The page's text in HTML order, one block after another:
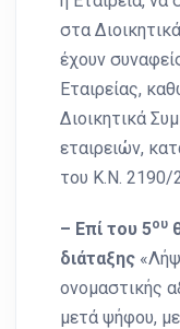
στα
έχουν
Εταιρείας,
Διοικητικά
εταιρειών,
του Κ.Ν. 2190/
– Επί του 5ου
διάταξης
ονοµαστικής
µετά ψήφου,